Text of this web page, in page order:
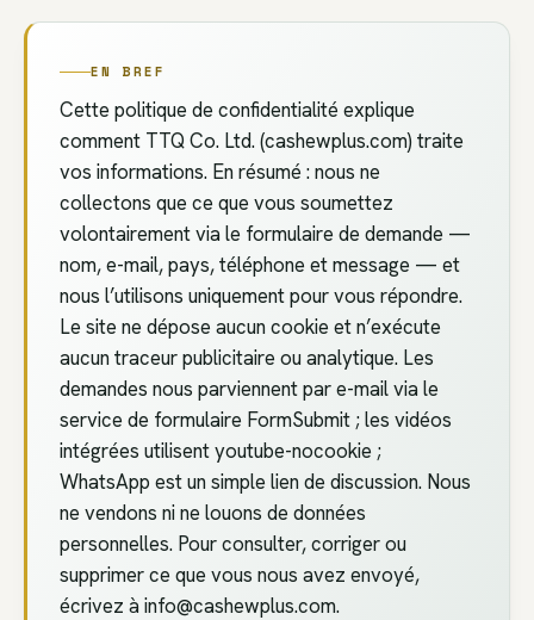
EN BREF
Cette politique de confidentialité explique
comment TTQ Co. Ltd. (cashewplus.com) traite
vos informations. En résumé : nous ne
collectons que ce que vous soumettez
volontairement via le formulaire de demande —
nom, e-mail, pays, téléphone et message — et
nous l’utilisons uniquement pour vous répondre.
Le site ne dépose aucun cookie et n’exécute
aucun traceur publicitaire ou analytique. Les
demandes nous parviennent par e-mail via le
service de formulaire FormSubmit ; les vidéos
intégrées utilisent youtube-nocookie ;
WhatsApp est un simple lien de discussion. Nous
ne vendons ni ne louons de données
personnelles. Pour consulter, corriger ou
supprimer ce que vous nous avez envoyé,
écrivez àinfo@cashewplus.com.